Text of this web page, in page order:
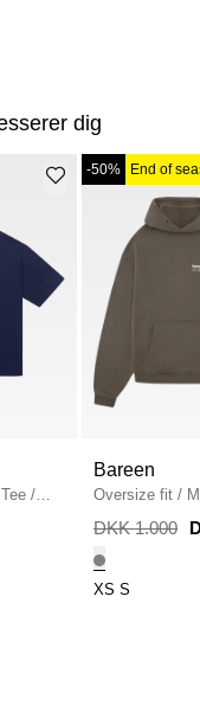
dig
/
-50% End of
Bareen
Oversize fit /
Hoodie
DKK 1.000
XS S